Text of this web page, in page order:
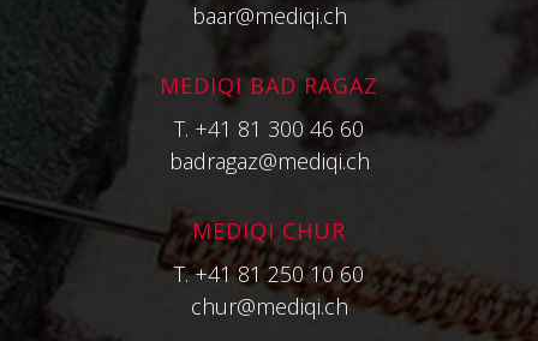
baar@mediqi.ch
MEDIQI BAD RAGAZ
T. +41 81 300 46 60
badragaz@mediqi.ch
MEDIQI CHUR
T.+41 81 250 10 60
chur@mediqi.ch